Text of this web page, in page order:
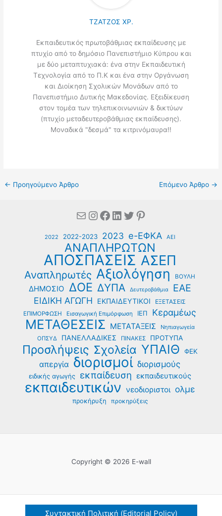
ΤΖΑΤΖΟΣ ΧΡ.
Εκπαιδευτικός πρωτοβάθμιας εκπαίδευσης με
πτυχίο από το δημόσιο Πανεπιστήμιο Κύπρου και
με δύο μεταπτυχιακά: ένα στην Εκπαιδευτική
Τεχνολογία από το Π.Κ και ένα στην Οργάνωση
και Διοίκηση Σχολικών Μονάδων από το
Πανεπιστήμιο Δυτικής Μακεδονίας. Εξειδίκευση
στον τομέα των τηλεπικοινωνιών & δικτύων
(πτυχίο μεταδευτεροβάθμιας εκπαίδευσης).
Μοναδικά "δεσμά" τα κιτρινόμαυρα!!
← Προηγούμενο Άρθρο Επόμενο Άρθρο →
MailInstagram
Facebook
Linkedin
Twitter
Pinterest
2022 2022-2023 2023 e-ΕΦΚΑ ΑΕΙ
ΑΝΑΠΛΗΡΩΤΩΝ
ΑΠΟΣΠΑΣΕΙΣ ΑΣΕΠ
Αναπληρωτές Αξιολόγηση ΒΟΥΛΗ
ΔΗΜΟΣΙΟ ΔΟΕ ΔΥΠΑ Δευτεροβάθμια ΕΑΕ
ΕΙΔΙΚΗ ΑΓΩΓΗ ΕΚΠΑΙΔΕΥΤΙΚΟΙ ΕΞΕΤΑΣΕΙΣ
ΕΠΙΜΟΡΦΩΣΗ Εισαγωγική Επιμόρφωση ΙΕΠ Κεραμέως
ΜΕΤΑΘΕΣΕΙΣ ΜΕΤΑΤΑΞΕΙΣ
Νηπιαγωγεία
ΟΠΣΥΔ
ΠΑΝΕΛΛΑΔΙΚΕΣ ΠΙΝΑΚΕΣ ΠΡΟΤΥΠΑ
Προσλήψεις Σχολεία ΥΠΑΙΘ ΦΕΚ
απεργία διορισμοί διορισμούς
ειδικής αγωγής εκπαίδευση εκπαιδευτικούς
εκπαιδευτικών νεοδιοριστοι ολμε
προκήρυξη προκηρύξεις
Copyright © 2026 E-wall
Συντακτική Πολιτική (Editorial Policy)